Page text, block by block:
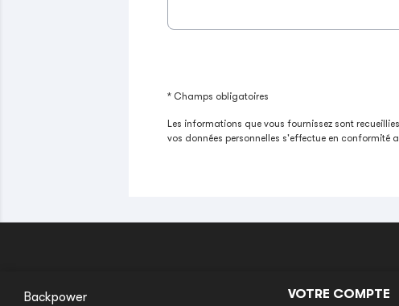
* Champs obligatoires
Les informations que vous fournissez sont
vos données personnelles s'effectue en conformité
Backpower VOTRE COMPTE